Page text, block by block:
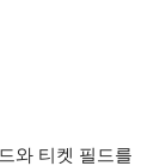
와 티켓 필드를